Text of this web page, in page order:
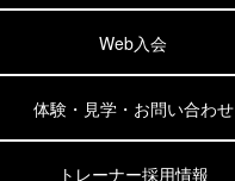
Web入会
体験・見学・お問い合わせ
トレーナー採用情報